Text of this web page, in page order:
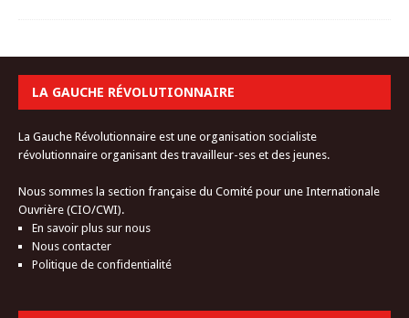
LA GAUCHE RÉVOLUTIONNAIRE
La Gauche Révolutionnaire est une organisation socialiste
révolutionnaire organisant des travailleur-ses et des jeunes.
Nous sommes la section française du Comité pour une Internationale
Ouvrière (CIO/CWI).
En savoir plus sur nous
Nous contacter
Politique de confidentialité